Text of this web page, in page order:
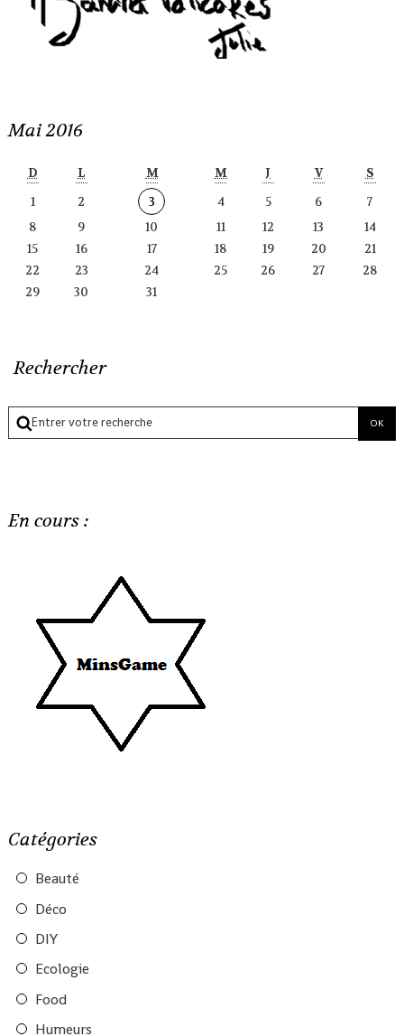
Mai 2016
D L M M J V
S
1
2 3 4 5 6
7
8
9 10 11 12 13
14
15
16 17 18 19 20
21
22
23 24 25 26 27
28
29
30 31
Rechercher
En cours :
Catégories
Beauté
Déco
DIY
Ecologie
Food
Humeurs